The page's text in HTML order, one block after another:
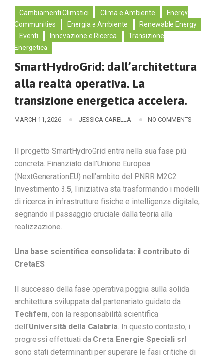
Cambiamenti Climatici Clima e Ambiente
Energy
Communities
Energia e Ambiente
Renewable Energy
Eventi
Innovazione e Ricerca
Transizione
Energetica
SmartHydroGrid: dall’architettura
alla realtà operativa. La
transizione energetica accelera.
MARCH 11, 2026 JESSICA CARELLA NO COMMENTS
Il progetto SmartHydroGrid entra nella sua fase più
concreta. Finanziato dall’Unione Europea
(NextGenerationEU) nell’ambito del PNRR M2C2
Investimento 3. 5, l’iniziativa sta trasformando i modelli
di ricerca in infrastrutture fisiche e intelligenza digitale,
segnando il passaggio cruciale dalla teoria alla
realizzazione.
Una base scientifica consolidata: il contributo di
CretaES
Il successo della fase operativa poggia sulla solida
architettura sviluppata dal partenariato guidato da
Techfem, con la responsabilità scientifica
dell’Università della Calabria . In questo contesto, i
progressi effettuati da Creta Energie Speciali srl
sono stati determinanti per superare le fasi critiche di